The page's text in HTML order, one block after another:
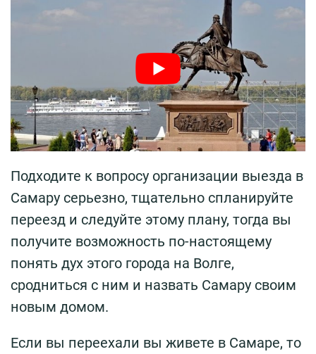
Подходите к вопросу организации выезда в
Самару серьезно, тщательно спланируйте
переезд и следуйте этому плану, тогда вы
получите возможность по-настоящему
понять дух этого города на Волге,
сродниться с ним и назвать Самару своим
новым домом.
Если вы переехали вы живете в Самаре, то